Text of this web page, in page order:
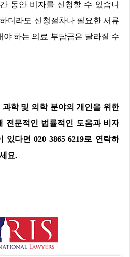
동안 비자를 신청할 수 있습니
더라도 신청절차나 필요한 서류
야 하는 의료 부담금은 달라질 수
과학 및 의학 분야의 개인을 위한
전문적인 법률적인 도움과 비자
있다면 020 3865 6219로 연락하
요.